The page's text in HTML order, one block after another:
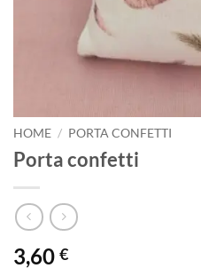
HOME / PORTA CONFETTI
Porta confetti
3,60 €